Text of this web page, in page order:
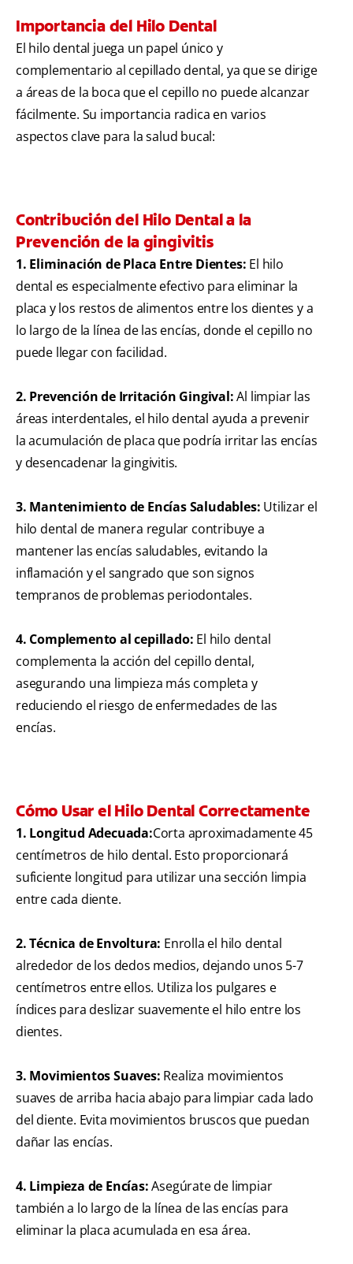
Importancia del Hilo Dental
El hilo dental juega un papel único y
complementario al cepillado dental, ya que se dirige
a áreas de la boca que el cepillo no puede alcanzar
fácilmente. Su importancia radica en varios
aspectos clave para la salud bucal:
Contribución del Hilo Dental a la
Prevención de la gingivitis
1. Eliminación de Placa Entre Dientes: El hilo
dental es especialmente efectivo para eliminar la
placa y los restos de alimentos entre los dientes y a
lo largo de la línea de las encías, donde el cepillo no
puede llegar con facilidad.
2. Prevención de Irritación Gingival:Al limpiar las
áreas interdentales, el hilo dental ayuda a prevenir
la acumulación de placa que podría irritar las encías
y desencadenar la gingivitis.
3. Mantenimiento de Encías Saludables: Utilizar el
hilo dental de manera regular contribuye a
mantener las encías saludables, evitando la
inflamación y el sangrado que son signos
tempranos de problemas periodontales.
4. Complemento al cepillado: El hilo dental
complementa la acción del cepillo dental,
asegurando una limpieza más completa y
reduciendo el riesgo de enfermedades de las
encías.
Cómo Usar el Hilo Dental Correctamente
1. Longitud Adecuada:Corta aproximadamente 45
centímetros de hilo dental. Esto proporcionará
suficiente longitud para utilizar una sección limpia
entre cada diente.
2. Técnica de Envoltura: Enrolla el hilo dental
alrededor de los dedos medios, dejando unos 5-7
centímetros entre ellos. Utiliza los pulgares e
índices para deslizar suavemente el hilo entre los
dientes.
3. Movimientos Suaves: Realiza movimientos
suaves de arriba hacia abajo para limpiar cada lado
del diente. Evita movimientos bruscos que puedan
dañar las encías.
4. Limpieza de Encías:Asegúrate de limpiar
también a lo largo de la línea de las encías para
eliminar la placa acumulada en esa área.